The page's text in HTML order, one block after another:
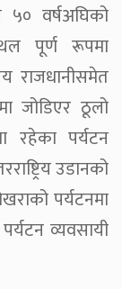
५० वर्षअघिको
पूर्ण रूपमा
राजधानीसमेत
जोडिएर ठूलो
रहेका पर्यटन
उडानको
पर्यटनमा
व्यवसायी